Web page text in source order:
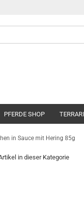
PFERDE SHOP
in Sauce mit Hering 85g
in dieser Kategorie